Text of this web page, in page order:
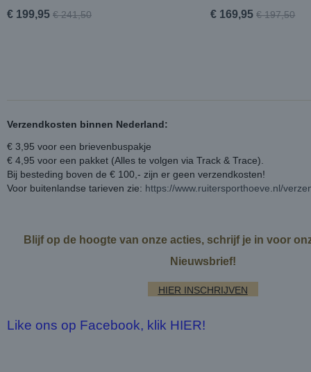
€ 199,95 € 241,50 € 169,95 € 197,50
Verzendkosten binnen Nederland:
€ 3,95 voor een brievenbuspakje
€ 4,95 voor een pakket (Alles te volgen via Track & Trace).
Bij besteding boven de € 100,- zijn er geen verzendkosten!
Voor buitenlandse tarieven zie: https://www.ruitersporthoeve.nl/
Blijf op de hoogte van onze acties, schrijf je in voor
Nieuwsbrief!
HIER INSCHRIJVEN
Like ons op Facebook, klik HIER!